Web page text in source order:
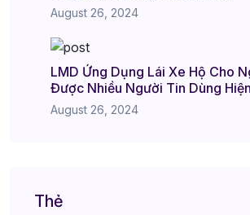
August 26, 2024
LMD Ứng Dụng Lái Xe Hộ Cho
Được Nhiều Người Tin Dùng
August 26, 2024
Thẻ